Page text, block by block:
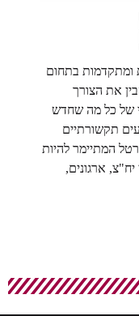
ומתקדמות בתחום
את הצורך
של כל מה שחדש
תקשורתיים
המתיימר להיות
ארגונים,